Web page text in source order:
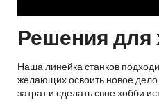
Решения для
Наша линейка станков
желающих освоить новое
затрат и сделать свое хобби